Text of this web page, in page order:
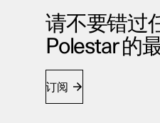
请不要错过
Polestar 的
订阅